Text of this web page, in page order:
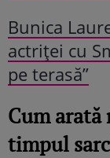
Bunica
actriței cu
pe terasă”
Cum arată
timpul